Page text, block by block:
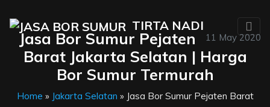
TIRTA NADI
11 May 2020
Jasa Bor Sumur Pejaten
Barat Jakarta Selatan | Harga
Bor Sumur Termurah
Home » Jakarta Selatan » Jasa Bor Sumur Pejaten Barat